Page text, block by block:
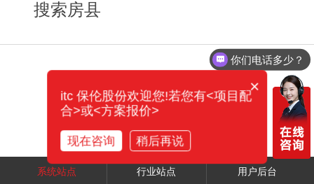
搜索房县
系统站点 行业站点 用户后台
你们电话多少？
×
itc 保伦股份欢迎您!若您有<项目配
合>或<方案报价>
现在咨询 稍后再说